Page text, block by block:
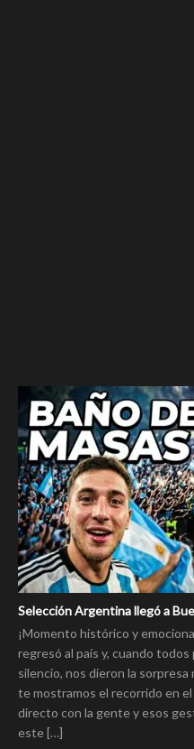
Selección Argentina llegó a
¡Momento histórico y
regresó al país y, cuando
silencio, nos dieron la
te mostramos el recorrido en
directo con la gente y esos
este […]